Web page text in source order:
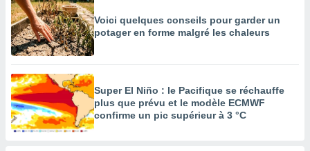
Voici quelques conseils pour garder un
potager en forme malgré les chaleurs
Super El Niño : le Pacifique se réchauffe
plus que prévu et le modèle ECMWF
confirme un pic supérieur à 3 °C